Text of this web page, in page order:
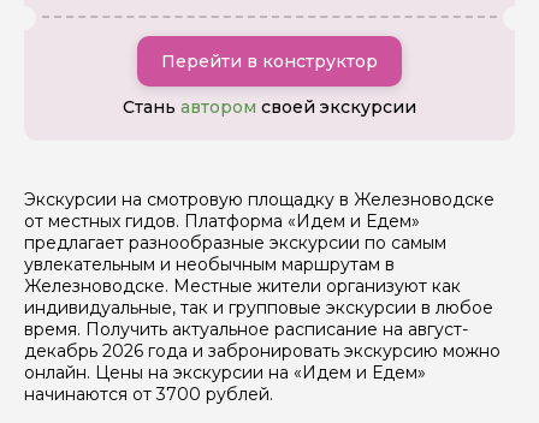
Перейти в конструктор
Стань автором своей экскурсии
Экскурсии на смотровую площадку в Железноводске
от местных гидов. Платформа «Идем и Едем»
предлагает разнообразные экскурсии по самым
увлекательным и необычным маршрутам в
Железноводске. Местные жители организуют как
индивидуальные, так и групповые экскурсии в любое
время. Получить актуальное расписание на август-
декабрь 2026 года и забронировать экскурсию можно
онлайн. Цены на экскурсии на «Идем и Едем»
начинаются от 3700 рублей.
Отправить